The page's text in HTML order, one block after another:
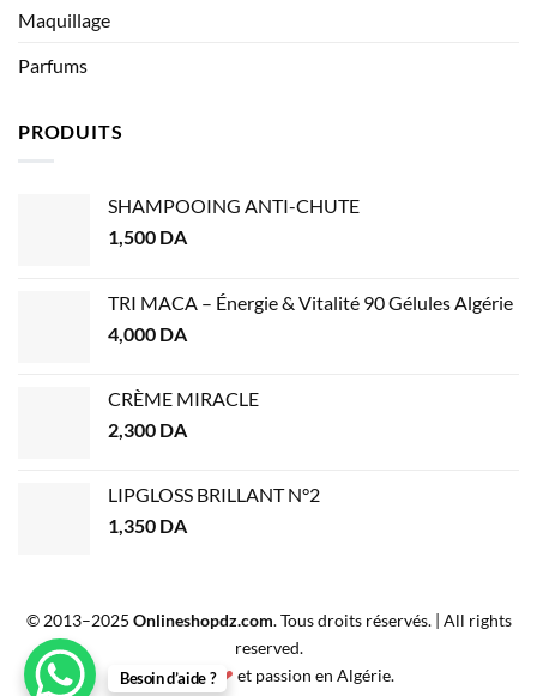
Maquillage
Parfums
PRODUITS
SHAMPOOING ANTI-CHUTE
1,500 DA
TRI MACA – Énergie & Vitalité 90 Gélules Algérie
4,000 DA
CRÈME MIRACLE
2,300 DA
LIPGLOSS BRILLANT N°2
1,350 DA
© 2013–2025 Onlineshopdz.com. Tous droits réservés. | All rights
reserved.
Créé avec ❤ et passion en Algérie.
Besoin d’aide ?